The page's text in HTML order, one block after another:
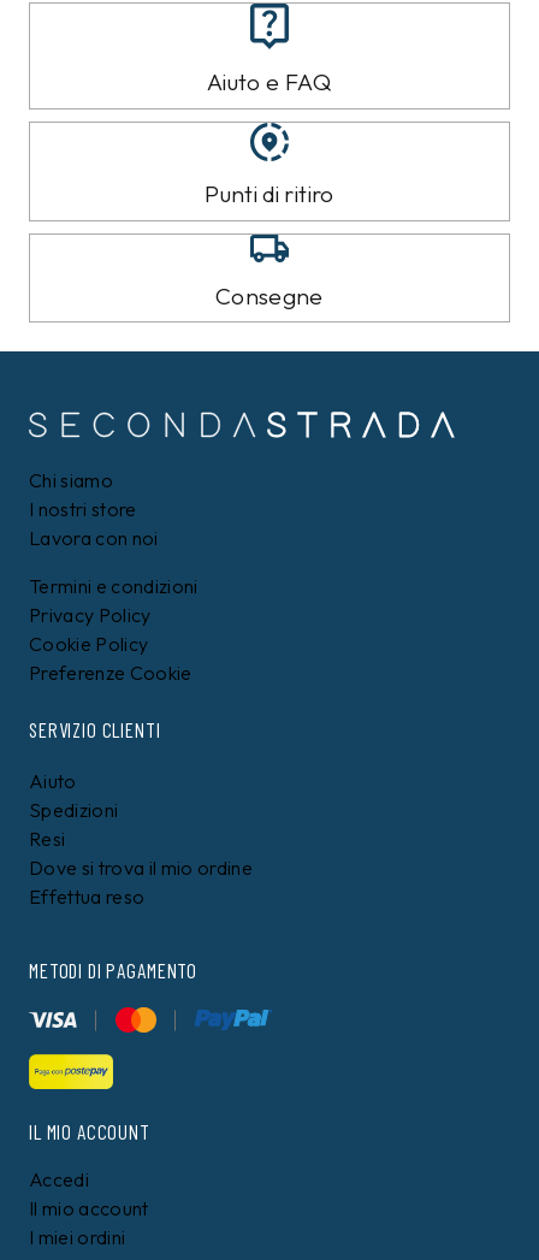
Aiuto e FAQ
Punti di ritiro
Consegne
Chi siamo
I nostri store
Lavora con noi
Termini e condizioni
Privacy Policy
Cookie Policy
Preferenze Cookie
SERVIZIO CLIENTI
Aiuto
Spedizioni
Resi
Dove si trova il mio ordine
Effettua reso
METODI DI PAGAMENTO
IL MIO ACCOUNT
Accedi
Il mio account
I miei ordini